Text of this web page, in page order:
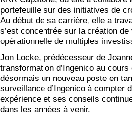
portefeuille sur des initiatives de
Au début de sa carrière, elle a
s’est concentrée sur la création
opérationnelle de multiples
Jon Locke, prédécesseur de
transformation d’Ingenico au
désormais un nouveau poste en
surveillance d’Ingenico à compter
expérience et ses conseils
dans les années à venir.